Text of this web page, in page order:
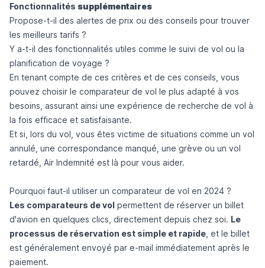
Fonctionnalités supplémentaires
Propose-t-il des alertes de prix ou des conseils pour trouver
les meilleurs tarifs ?
Y a-t-il des fonctionnalités utiles comme le suivi de vol ou la
planification de voyage ?
En tenant compte de ces critères et de ces conseils, vous
pouvez choisir le comparateur de vol le plus adapté à vos
besoins, assurant ainsi une expérience de recherche de vol à
la fois efficace et satisfaisante.
Et si, lors du vol, vous êtes victime de situations comme un vol
annulé, une correspondance manqué, une grève ou un vol
retardé, Air Indemnité est là pour vous aider.
Pourquoi faut-il utiliser un comparateur de vol en 2024 ?
Les comparateurs de vol permettent de réserver un billet
d'avion en quelques clics, directement depuis chez soi. Le
processus de réservation est simple et rapide , et le billet
est généralement envoyé par e-mail immédiatement après le
paiement.